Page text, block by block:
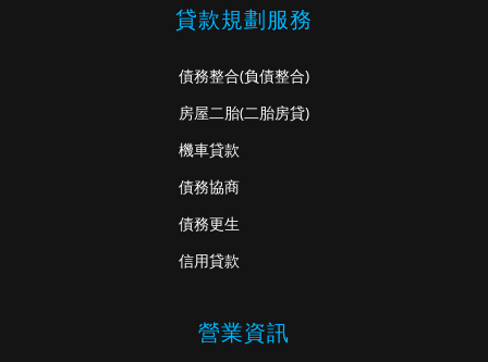
貸款規劃服務
債務整合(負債整合)
房屋二胎(二胎房貸)
機車貸款
債務協商
債務更生
信用貸款
營業資訊